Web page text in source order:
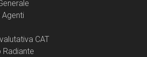
CAT
Radiante